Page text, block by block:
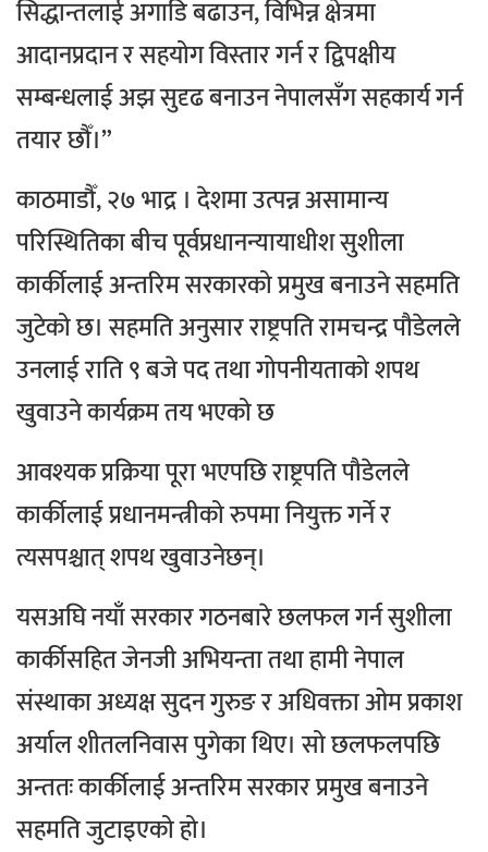
सिद्धान्तलाई अगाडि बढाउन, विभिन्न क्षेत्रमा
आदानप्रदान र सहयोग विस्तार गर्न र द्विपक्षीय
सम्बन्धलाई अझ सुदृढ बनाउन नेपालसँग सहकार्य गर्न
तयार छौँ।”
काठमाडौँ, २७ भाद्र । देशमा उत्पन्न असामान्य
परिस्थितिका बीच पूर्वप्रधानन्यायाधीश सुशीला
कार्कीलाई अन्तरिम सरकारको प्रमुख बनाउने सहमति
जुटेको छ। सहमति अनुसार राष्ट्रपति रामचन्द्र पौडेलले
उनलाई राति ९ बजे पद तथा गोपनीयताको शपथ
खुवाउने कार्यक्रम तय भएको छ
आवश्यक प्रक्रिया पूरा भएपछि राष्ट्रपति पौडेलले
कार्कीलाई प्रधानमन्त्रीको रुपमा नियुक्त गर्ने र
त्यसपश्चात् शपथ खुवाउनेछन्।
यसअघि नयाँ सरकार गठनबारे छलफल गर्न सुशीला
कार्कीसहित जेनजी अभियन्ता तथा हामी नेपाल
संस्थाका अध्यक्ष सुदन गुरुङ र अधिवक्ता ओम प्रकाश
अर्याल शीतलनिवास पुगेका थिए। सो छलफलपछि
अन्ततः कार्कीलाई अन्तरिम सरकार प्रमुख बनाउने
सहमति जुटाइएको हो।